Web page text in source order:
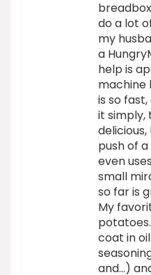
do a lot
my
a
help is
machine
is so
it simply,
push of
even
small
so far is
My
coat in
and…)